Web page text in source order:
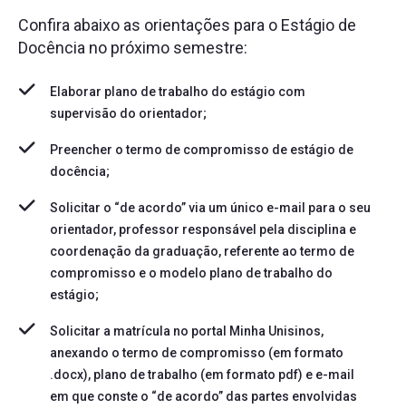
Confira abaixo as orientações para o Estágio de
Docência no próximo semestre:
Elaborar plano de trabalho do estágio com
supervisão do orientador;
Preencher otermo de compromisso de estágio de
docência;
Solicitar o “de acordo” via um único e-mail para o seu
orientador, professor responsável pela disciplina e
coordenação da graduação, referente ao termo de
compromisso e o modelo plano de trabalho do
estágio;
Solicitar a matrícula no portal Minha Unisinos,
anexando o termo de compromisso (em formato
.docx), plano de trabalho (em formato pdf) e e-mail
em que conste o “de acordo” das partes envolvidas